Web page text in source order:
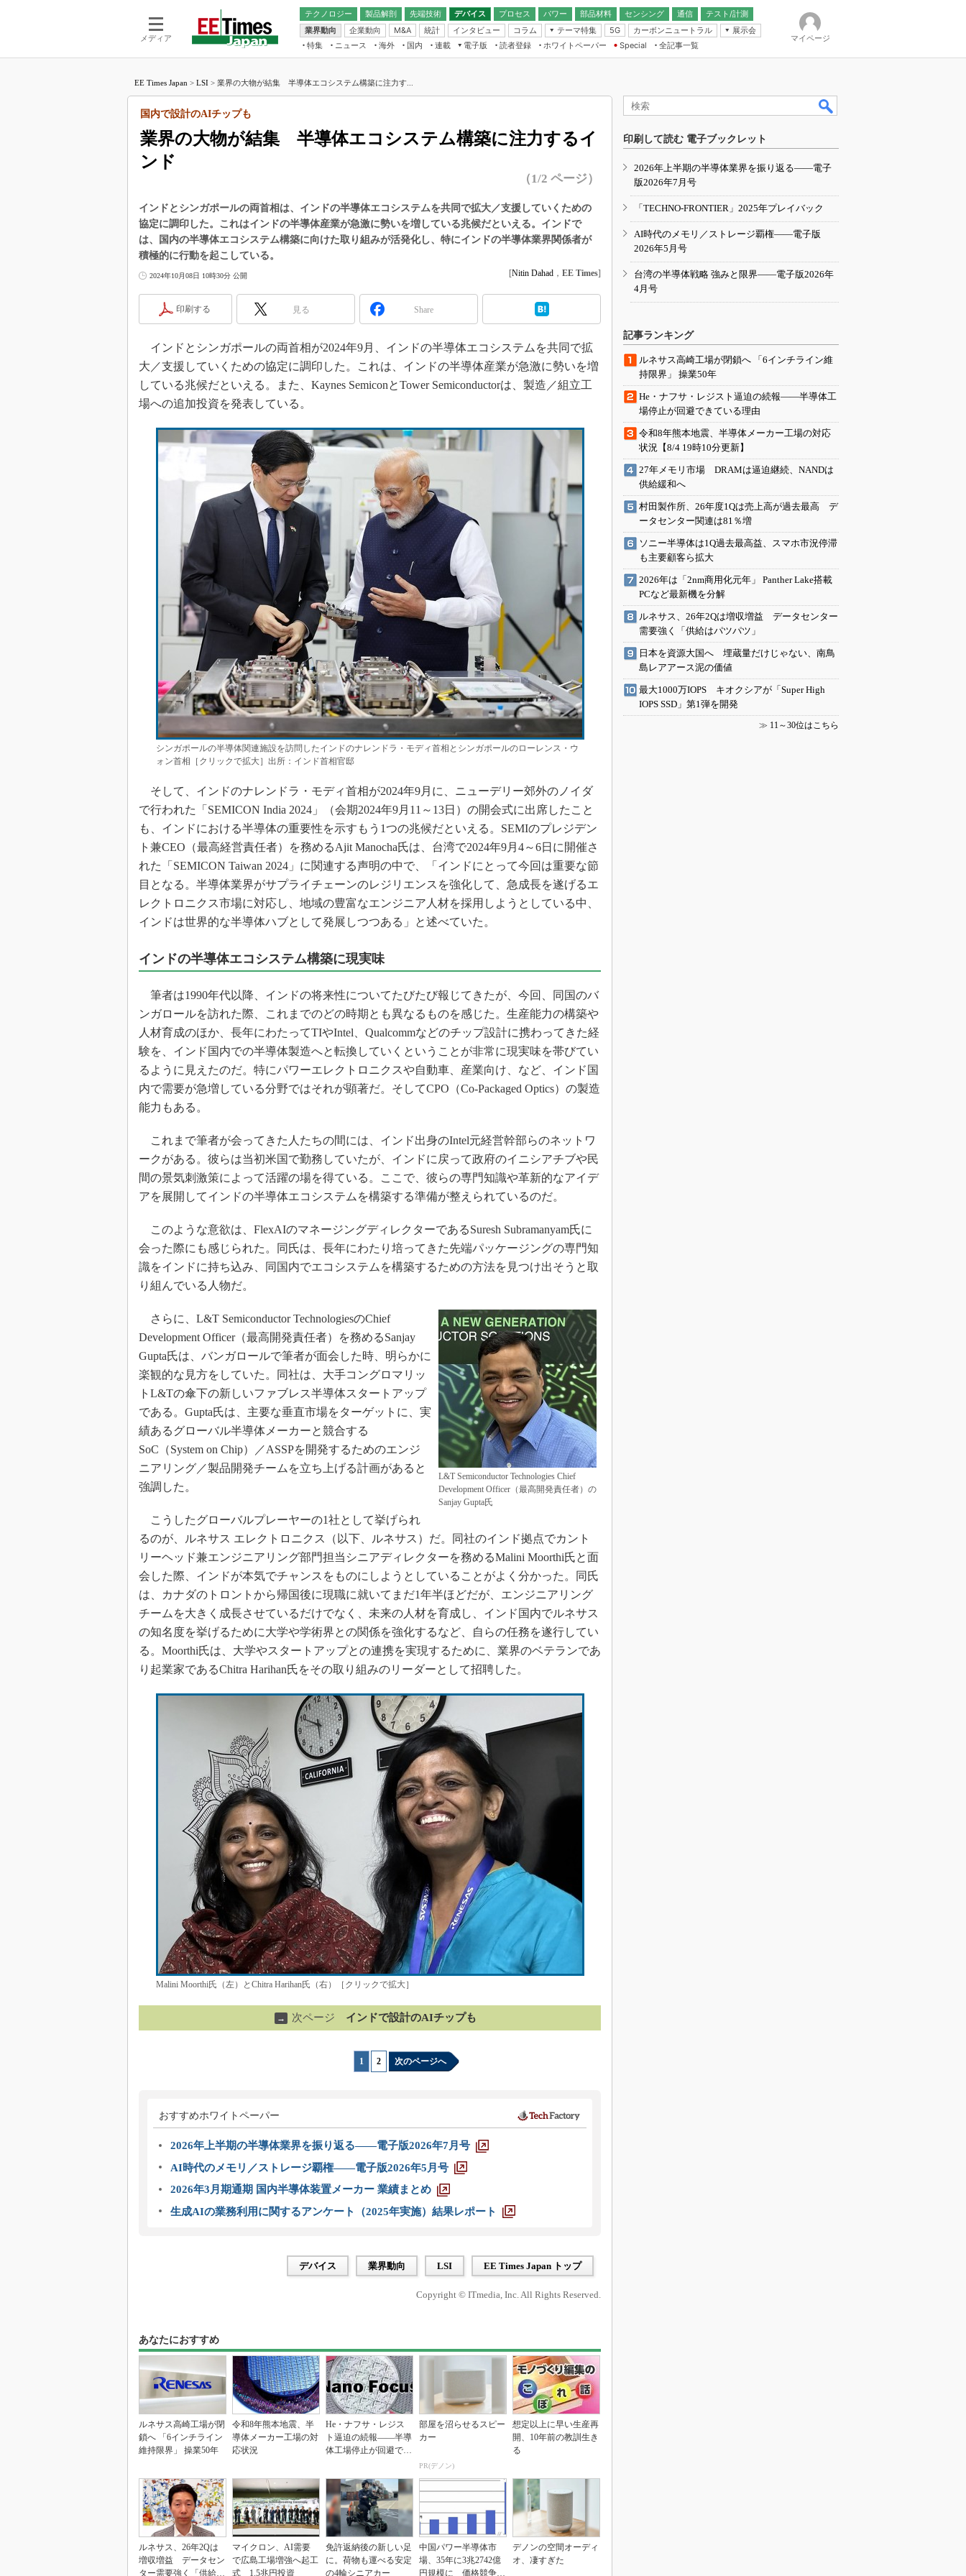
メディア
テクノロジー 製品解剖
先端技術
電池／エネルギー
デバイス
アナログ
マイコン
プロセス パワー 部品材料 センシング
通信
無線
テスト/計測
業界動向
企業動向 M&A 統計 インタビュー コラム
テーマ特集
フィジカルAI
読者調査（EE Times Research）
電源設計（EDN Japan）
エレクトロニクス入門（EDN
Japan）
5G カーボンニュートラル
展示会
IoT・エッジコンピューティング
EXPO
TECHNO-FRONTIER
人とくるま展
特集 ニュース 海外 国内
連載
福田昭のデバイス通信
大山聡の業界スコープ
世界を「数字」で回してみよう
踊るバズワード ～Behind the
製品分解で探るアジアの新トレンド
光伝送技術を知る
“異端児エンジニア”が仕掛けた社内
改革、執念の180日
イノベーションは日本を救うのか
JASA発IoT通信
IHSアナリスト「未来展望」
「英語に愛されないエンジニア」の
ための新行動論
電子版
電子ブックレット
読者登録 ホワイトペーパー
Special
全記事一覧
マイページ
EE Times Japan > LSI > 業界の大物が結集 半導体エコシステム構築に注力す...
業界の大物が結集 半導体エコシステム構築に注力するイ
ンド
国内で設計のAIチップも
（1/2 ページ）
インドとシンガポールの両首相は、インドの半導体エコシステムを共同で拡大／支援していくための
協定に調印した。これはインドの半導体産業が急激に勢いを増している兆候だといえる。インドで
は、国内の半導体エコシステム構築に向けた取り組みが活発化し、特にインドの半導体業界関係者が
積極的に行動を起こしている。
2024年10月08日 10時30分 公開 [Nitin Dahad ， EE Times]
印刷する 見る Share
インドとシンガポールの両首相が2024年9月、インドの半導体エコシステムを共同で拡
大／支援していくための協定に調印した。これは、インドの半導体産業が急激に勢いを増
している兆候だといえる。また、Kaynes SemiconとTower Semiconductorは、製造／組立工
場への追加投資を発表している。
シンガポールの半導体関連施設を訪問したインドのナレンドラ・モディ首相とシンガポールのローレンス・ウ
ォン首相［クリックで拡大］出所：インド首相官邸
そして、インドのナレンドラ・モディ首相が2024年9月に、ニューデリー郊外のノイダ
で行われた「SEMICON India 2024」（会期2024年9月11～13日）の開会式に出席したこと
も、インドにおける半導体の重要性を示すもう1つの兆候だといえる。SEMIのプレジデン
ト兼CEO（最高経営責任者）を務めるAjit Manocha氏は、台湾で2024年9月4～6日に開催さ
れた「SEMICON Taiwan 2024」に関連する声明の中で、「インドにとって今回は重要な節
目となる。半導体業界がサプライチェーンのレジリエンスを強化して、急成長を遂げるエ
レクトロニクス市場に対応し、地域の豊富なエンジニア人材を採用しようとしている中、
インドは世界的な半導体ハブとして発展しつつある」と述べていた。
インドの半導体エコシステム構築に現実味
筆者は1990年代以降、インドの将来性についてたびたび報じてきたが、今回、同国のバ
ンガロールを訪れた際、これまでのどの時期とも異なるものを感じた。生産能力の構築や
人材育成のほか、長年にわたってTIやIntel、Qualcommなどのチップ設計に携わってきた経
験を、インド国内での半導体製造へと転換していくということが非常に現実味を帯びてい
るように見えたのだ。特にパワーエレクトロニクスや自動車、産業向け、など、インド国
内で需要が急増している分野ではそれが顕著だ。そしてCPO（Co-Packaged Optics）の製造
能力もある。
これまで筆者が会ってきた人たちの間には、インド出身のIntel元経営幹部らのネットワ
ークがある。彼らは当初米国で勤務していたが、インドに戻って政府のイニシアチブや民
間の景気刺激策によって活躍の場を得ている。ここで、彼らの専門知識や革新的なアイデ
アを展開してインドの半導体エコシステムを構築する準備が整えられているのだ。
このような意欲は、FlexAIのマネージングディレクターであるSuresh Subramanyam氏に
会った際にも感じられた。同氏は、長年にわたり培ってきた先端パッケージングの専門知
識をインドに持ち込み、同国内でエコシステムを構築するための方法を見つけ出そうと取
り組んでいる人物だ。
L&T Semiconductor Technologies Chief
Development Officer（最高開発責任者）の
Sanjay Gupta氏
さらに、L&T Semiconductor TechnologiesのChief
Development Officer（最高開発責任者）を務めるSanjay
Gupta氏は、バンガロールで筆者が面会した時、明らかに
楽観的な見方をしていた。同社は、大手コングロマリッ
トL&Tの傘下の新しいファブレス半導体スタートアップ
である。Gupta氏は、主要な垂直市場をターゲットに、実
績あるグローバル半導体メーカーと競合する
SoC（System on Chip）／ASSPを開発するためのエンジ
ニアリング／製品開発チームを立ち上げる計画があると
強調した。
こうしたグローバルプレーヤーの1社として挙げられ
るのが、ルネサス エレクトロニクス（以下、ルネサス）だ。同社のインド拠点でカント
リーヘッド兼エンジニアリング部門担当シニアディレクターを務めるMalini Moorthi氏と面
会した際、インドが本気でチャンスをものにしようとしていることがよく分かった。同氏
は、カナダのトロントから帰国後に現職に就いてまだ1年半ほどだが、エンジニアリング
チームを大きく成長させているだけでなく、未来の人材を育成し、インド国内でルネサス
の知名度を挙げるために大学や学術界との関係を強化するなど、自らの任務を遂行してい
る。Moorthi氏は、大学やスタートアップとの連携を実現するために、業界のベテランであ
り起業家であるChitra Harihan氏をその取り組みのリーダーとして招聘した。
Malini Moorthi氏（左）とChitra Harihan氏（右）［クリックで拡大］
→ 次ページ インドで設計のAIチップも
1 2 次のページへ
おすすめホワイトペーパー
2026年上半期の半導体業界を振り返る――電子版2026年7月号
AI時代のメモリ／ストレージ覇権――電子版2026年5月号
2026年3月期通期 国内半導体装置メーカー 業績まとめ
生成AIの業務利用に関するアンケート（2025年実施）結果レポート
デバイス 業界動向 LSI EE Times Japan トップ
Copyright © ITmedia, Inc. All Rights Reserved.
あなたにおすすめ
ルネサス高崎工場が閉
鎖へ 「6インチライン
維持限界」 操業50年
令和8年熊本地震、半
導体メーカー工場の対
応状況
He・ナフサ・レジス
ト逼迫の続報――半導
体工場停止が回避でき
部屋を沼らせるスピー
カー
PR(デノン)
想定以上に早い生産再
開、10年前の教訓生き
る
ルネサス、26年2Qは
増収増益 データセン
ター需要強く「供給は
マイクロン、AI需要
で広島工場増強へ起工
式 1.5兆円投資
免許返納後の新しい足
に。荷物も運べる安定
の4輪シニアカー
中国パワー半導体市
場、35年に3兆2742億
円規模に 価格競争さ
デノンの空間オーディ
オ、凄すぎた
印刷して読む 電子ブックレット
2026年上半期の半導体業界を振り返る――電子
版2026年7月号
「TECHNO-FRONTIER」2025年プレイバック
AI時代のメモリ／ストレージ覇権――電子版
2026年5月号
台湾の半導体戦略 強みと限界――電子版2026年
4月号
記事ランキング
ルネサス高崎工場が閉鎖へ 「6インチライン維
持限界」 操業50年
He・ナフサ・レジスト逼迫の続報――半導体工
場停止が回避できている理由
令和8年熊本地震、半導体メーカー工場の対応
状況【8/4 19時10分更新】
27年メモリ市場 DRAMは逼迫継続、NANDは
供給緩和へ
村田製作所、26年度1Qは売上高が過去最高 デ
ータセンター関連は81％増
ソニー半導体は1Q過去最高益、スマホ市況停滞
も主要顧客ら拡大
2026年は「2nm商用化元年」 Panther Lake搭載
PCなど最新機を分解
ルネサス、26年2Qは増収増益 データセンター
需要強く「供給はパツパツ」
日本を資源大国へ 埋蔵量だけじゃない、南鳥
島レアアース泥の価値
最大1000万IOPS キオクシアが「Super High
IOPS SSD」第1弾を開発
≫ 11～30位はこちら